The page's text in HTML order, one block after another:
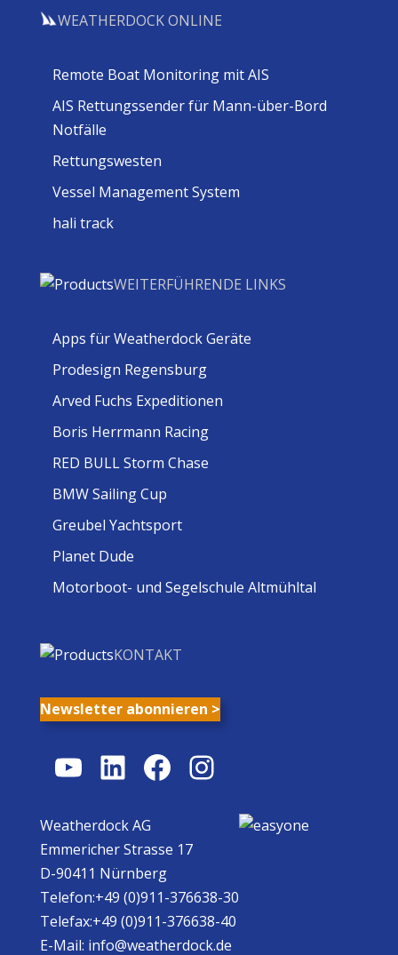
WEATHERDOCK ONLINE
Remote Boat Monitoring mit AIS
AIS Rettungssender für Mann-über-Bord
Notfälle
Rettungswesten
Vessel Management System
hali track
WEITERFÜHRENDE LINKS
Apps für Weatherdock Geräte
Prodesign Regensburg
Arved Fuchs Expeditionen
Boris Herrmann Racing
RED BULL Storm Chase
BMW Sailing Cup
Greubel Yachtsport
Planet Dude
Motorboot- und Segelschule Altmühltal
KONTAKT
Newsletter abonnieren >
YouTube
LinkedIn
Facebook
Instagram
Weatherdock AG
Emmericher Strasse 17
D-90411 Nürnberg
Telefon:+49 (0)911-376638-30
Telefax:+49 (0)911-376638-40
E-Mail: info@weatherdock.de